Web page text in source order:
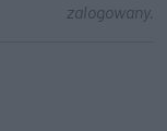
zalogowany.